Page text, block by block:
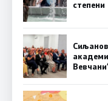
степени